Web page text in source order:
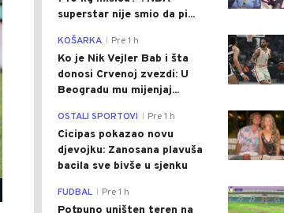
superstar nije smio da pi...
KOŠARKA Pre 1 h
Ko je Nik Vejler Bab i šta
donosi Crvenoj zvezdi: U
Beogradu mu mijenjaj...
OSTALI SPORTOVI Pre 1 h
Cicipas pokazao novu
djevojku: Zanosana plavuša
bacila sve bivše u sjenku
FUDBAL Pre 1 h
Potpuno uništen teren na